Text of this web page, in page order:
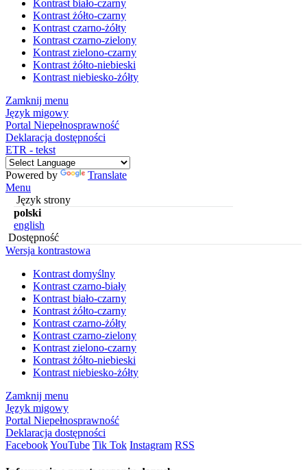
Kontrast biało-czarny
Kontrast żółto-czarny
Kontrast czarno-żółty
Kontrast czarno-zielony
Kontrast zielono-czarny
Kontrast żółto-niebieski
Kontrast niebiesko-żółty
Zamknij menu
Język migowy
Portal Niepełnosprawność
Deklaracja dostępności
ETR - tekst
Powered by
Translate
Menu
Język strony
polski
english
Dostępność
Wersja kontrastowa
Kontrast domyślny
Kontrast czarno-biały
Kontrast biało-czarny
Kontrast żółto-czarny
Kontrast czarno-żółty
Kontrast czarno-zielony
Kontrast zielono-czarny
Kontrast żółto-niebieski
Kontrast niebiesko-żółty
Zamknij menu
Język migowy
Portal Niepełnosprawność
Deklaracja dostępności
FacebookYouTube Tik Tok Instagram RSS